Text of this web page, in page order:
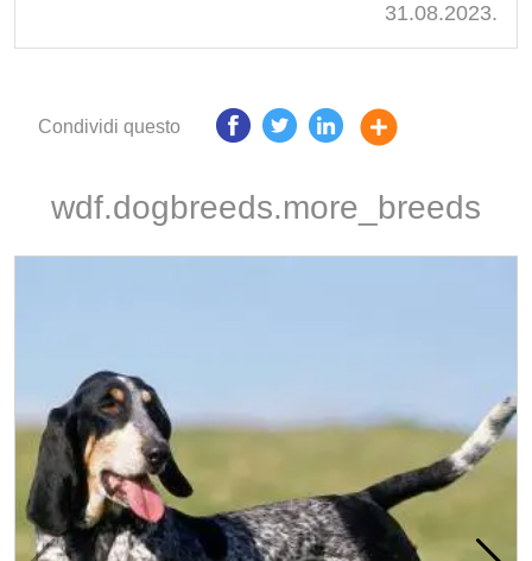
31.08.2023.
Condividi questo
wdf.dogbreeds.more_breeds